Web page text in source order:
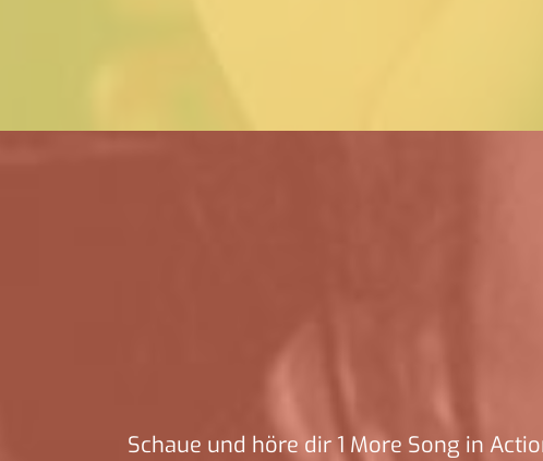
Schaue und höre dir 1 More Song in